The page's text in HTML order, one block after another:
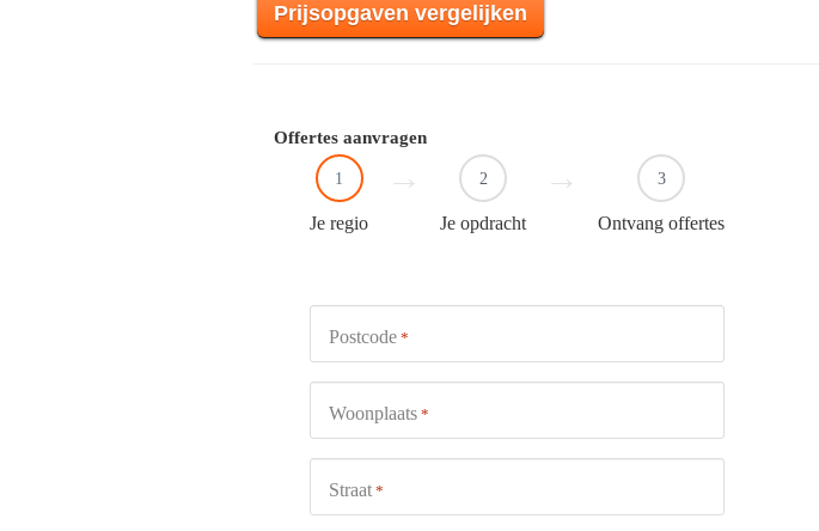
Prijsopgaven vergelijken
Offertes aanvragen
1
Je regio
2
Je opdracht
3
Ontvang offertes
Postcode *
Woonplaats *
Straat *